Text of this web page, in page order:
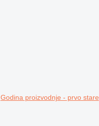
Godina proizvodnje - prvo stare